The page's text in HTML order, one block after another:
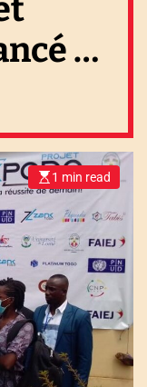
à
E
s
i
m
a
e
e
a
d
m
1 min read